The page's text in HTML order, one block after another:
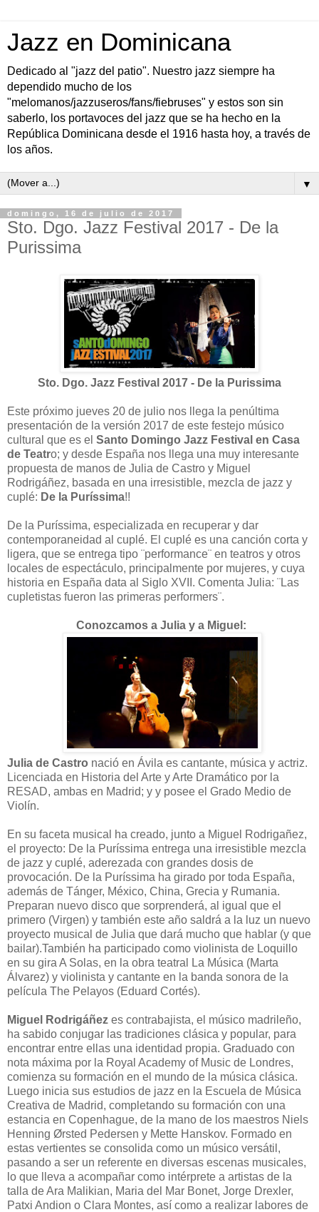
Jazz en Dominicana
Dedicado al "jazz del patio". Nuestro jazz siempre ha
dependido mucho de los
"melomanos/jazzuseros/fans/fiebruses" y estos son sin
saberlo, los portavoces del jazz que se ha hecho en la
República Dominicana desde el 1916 hasta hoy, a través de
los años.
▼
domingo, 16 de julio de 2017
Sto. Dgo. Jazz Festival 2017 - De la
Purissima
Sto. Dgo. Jazz Festival 2017 - De la Purissima
Este próximo jueves 20 de julio nos llega la penúltima
presentación de la versión 2017 de este festejo músico
cultural que es el Santo Domingo Jazz Festival en Casa
de Teatro; y desde España nos llega una muy interesante
propuesta de manos de Julia de Castro y Miguel
Rodrigáñez, basada en una irresistible, mezcla de jazz y
cuplé: De la Puríssima!!
De la Puríssima, especializada en recuperar y dar
contemporaneidad al cuplé. El cuplé es una canción corta y
ligera, que se entrega tipo ¨performance¨ en teatros y otros
locales de espectáculo, principalmente por mujeres, y cuya
historia en España data al Siglo XVII. Comenta Julia: ¨Las
cupletistas fueron las primeras performers¨.
Conozcamos a Julia y a Miguel:
Julia de Castro nació en Ávila es cantante, música y actriz.
Licenciada en Historia del Arte y Arte Dramático por la
RESAD, ambas en Madrid; y y posee el Grado Medio de
Violín.
En su faceta musical ha creado, junto a Miguel Rodrigañez,
el proyecto: De la Puríssima entrega una irresistible mezcla
de jazz y cuplé, aderezada con grandes dosis de
provocación. De la Puríssima ha girado por toda España,
además de Tánger, México, China, Grecia y Rumania.
Preparan nuevo disco que sorprenderá, al igual que el
primero (Virgen) y también este año saldrá a la luz un nuevo
proyecto musical de Julia que dará mucho que hablar (y que
bailar).También ha participado como violinista de Loquillo
en su gira A Solas, en la obra teatral La Música (Marta
Álvarez) y violinista y cantante en la banda sonora de la
película The Pelayos (Eduard Cortés).
Miguel Rodrigáñez es contrabajista, el músico madrileño,
ha sabido conjugar las tradiciones clásica y popular, para
encontrar entre ellas una identidad propia. Graduado con
nota máxima por la Royal Academy of Music de Londres,
comienza su formación en el mundo de la música clásica.
Luego inicia sus estudios de jazz en la Escuela de Música
Creativa de Madrid, completando su formación con una
estancia en Copenhague, de la mano de los maestros Niels
Henning Ørsted Pedersen y Mette Hanskov. Formado en
estas vertientes se consolida como un músico versátil,
pasando a ser un referente en diversas escenas musicales,
lo que lleva a acompañar como intérprete a artistas de la
talla de Ara Malikian, Maria del Mar Bonet, Jorge Drexler,
Patxi Andion o Clara Montes, así como a realizar labores de